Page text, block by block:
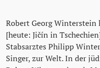
Robert Georg
[heute: Jičín in
Stabsarztes Philipp
Singer, zur Welt. In der